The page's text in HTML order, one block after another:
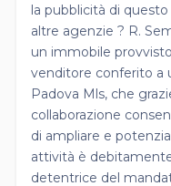
la pubblicità di
altre agenzie ? R.
un immobile
venditore conferito a
Padova Mls, che
collaborazione
di ampliare e
attività è
detentrice del